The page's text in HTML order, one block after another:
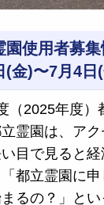
園使用者募集
(金)〜7月4日
（2025年度
霊園は、ア
目で見ると経
都立霊園に
るの？」と